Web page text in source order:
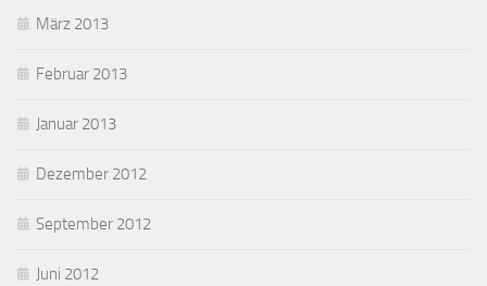
März 2013
Februar 2013
Januar 2013
Dezember 2012
September 2012
Juni 2012